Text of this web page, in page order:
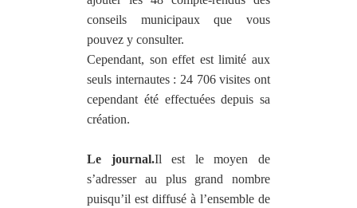
conseils municipaux que vous
pouvez y consulter.
Cependant, son effet est limité aux
seuls internautes : 24 706 visites ont
cependant été effectuées depuis sa
création.
Le journal.Il est le moyen de
s’adresser au plus grand nombre
puisqu’il est diffusé à l’ensemble de